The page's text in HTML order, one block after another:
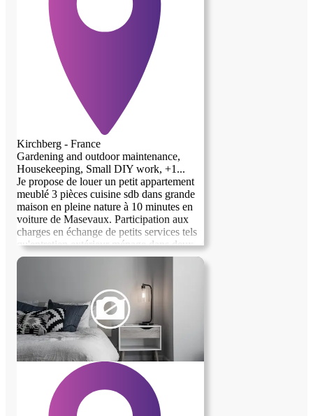
Kirchberg - France
Gardening and outdoor maintenance,
Housekeeping, Small DIY work, +1...
Je propose de louer un petit appartement
meublé 3 pièces cuisine sdb dans grande
maison en pleine nature à 10 minutes en
voiture de Masevaux. Participation aux
charges en échange de petits services tels
qu'entretien extérieur ménage dans deux
gîtes sur place et participation aux corvées
d'avoir des poules voire des abeilles dans
installation(s) existante(s)